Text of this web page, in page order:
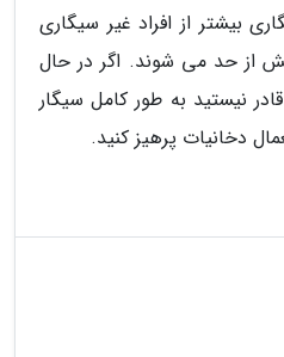
بیشتر از افراد غیر سیگاری
از حد می شوند. اگر در حال
نیستید به طور کامل سیگار
دخانیات پرهیز کنید.